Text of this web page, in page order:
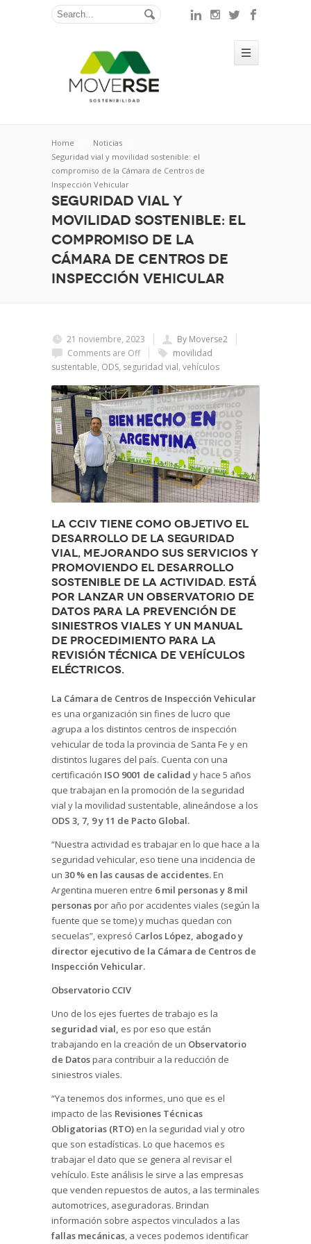
Home
Noticias
Seguridad vial y movilidad sostenible: el
compromiso de la Cámara de Centros de
Inspección Vehicular
Seguridad vial y
movilidad sostenible: el
compromiso de la
Cámara de Centros de
Inspección Vehicular
21 noviembre, 2023
By Moverse2
Comments are Off
movilidad
sustentable, ODS, seguridad vial, vehículos
La CCIV tiene como objetivo el
desarrollo de la seguridad
vial, mejorando sus servicios y
promoviendo el desarrollo
sostenible de la actividad. Está
por lanzar un Observatorio de
Datos para la prevención de
siniestros viales y un manual
de procedimiento para la
revisión técnica de vehículos
eléctricos.
La Cámara de Centros de Inspección Vehicular
es una organización sin fines de lucro que
agrupa a los distintos centros de inspección
vehicular de toda la provincia de Santa Fe y en
distintos lugares del país. Cuenta con una
certificación ISO 9001 de calidad y hace 5 años
que trabajan en la promoción de la seguridad
vial y la movilidad sustentable, alineándose a los
ODS 3, 7, 9 y 11 de Pacto Global.
“Nuestra actividad es trabajar en lo que hace a la
seguridad vehicular, eso tiene una incidencia de
un 30 % en las causas de accidentes.En
Argentina mueren entre 6 mil personas y 8 mil
personas por año por accidentes viales (según la
fuente que se tome) y muchas quedan con
secuelas”, expresó Carlos López, abogado y
director ejecutivo de la Cámara de Centros de
Inspección Vehicular.
Observatorio CCIV
Uno de los ejes fuertes de trabajo es la
seguridad vial, es por eso que están
trabajando en la creación de un Observatorio
de Datospara contribuir a la reducción de
siniestros viales.
“Ya tenemos dos informes, uno que es el
impacto de las Revisiones Técnicas
Obligatorias (RTO) en la seguridad vial y otro
que son estadísticas. Lo que hacemos es
trabajar el dato que se genera al revisar el
vehículo. Este análisis le sirve a las empresas
que venden repuestos de autos, a las terminales
automotrices, aseguradoras. Brindan
información sobre aspectos vinculados a las
fallas mecánicas , a veces podemos identificar